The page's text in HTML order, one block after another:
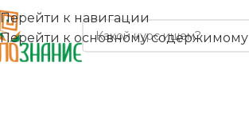
Перейти к навигации
Перейти к основному содержимому